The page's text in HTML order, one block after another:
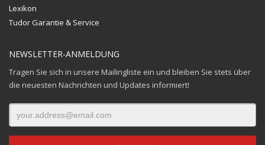
Lexikon
Tudor Garantie & Service
NEWSLETTER-ANMELDUNG
Tragen Sie sich in unsere Mailingliste ein und bleiben Sie stets über
die neuesten Nachrichten und Updates informiert!